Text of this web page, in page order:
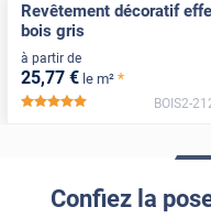
Revêtement décoratif
bois gris
à partir de
25,77 € le m² *
BOIS2-
Confiez la